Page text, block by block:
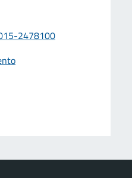
2478100